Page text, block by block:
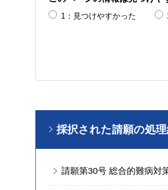
1：見つけやすかった
採択された請願の処
請願第30号 総合的難病対